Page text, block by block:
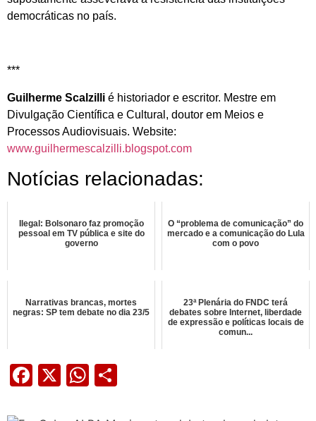
democráticas no país.
***
Guilherme Scalzilli é historiador e escritor. Mestre em
Divulgação Científica e Cultural, doutor em Meios e
Processos Audiovisuais. Website:
www.guilhermescalzilli.blogspot.com
Notícias relacionadas:
Ilegal: Bolsonaro faz promoção
pessoal em TV pública e site do
governo
O “problema de comunicação” do
mercado e a comunicação do Lula
com o povo
Narrativas brancas, mortes
negras: SP tem debate no dia 23/5
23ª Plenária do FNDC terá
debates sobre Internet, liberdade
de expressão e políticas locais de
comun...
Facebook
X WhatsApp